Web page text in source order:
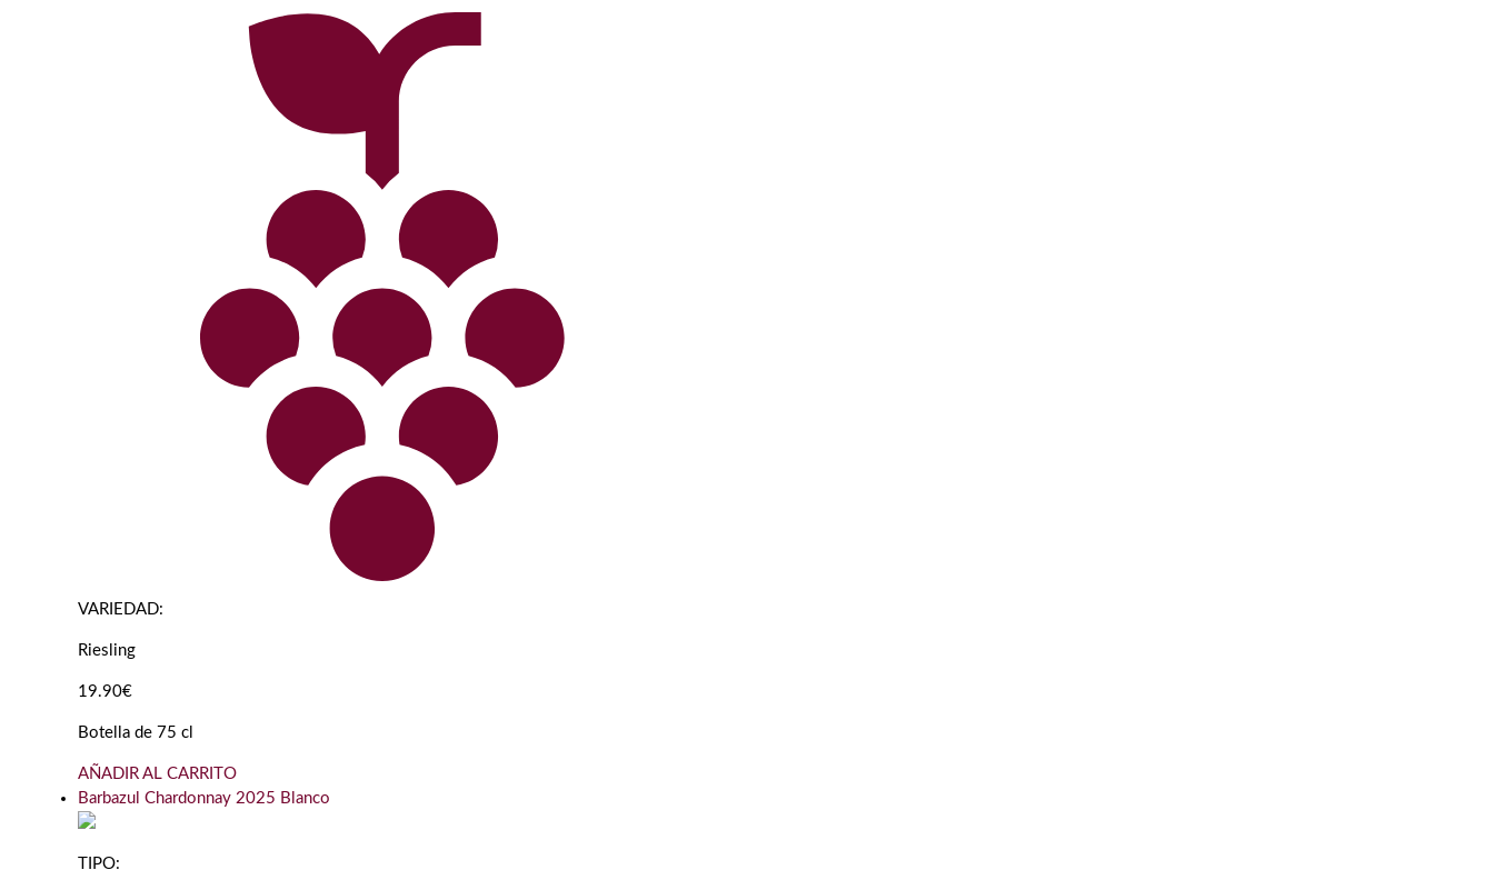
VARIEDAD:
Riesling
19.90€
Botella de 75 cl
AÑADIR AL CARRITO
Barbazul Chardonnay 2025 Blanco
TIPO: